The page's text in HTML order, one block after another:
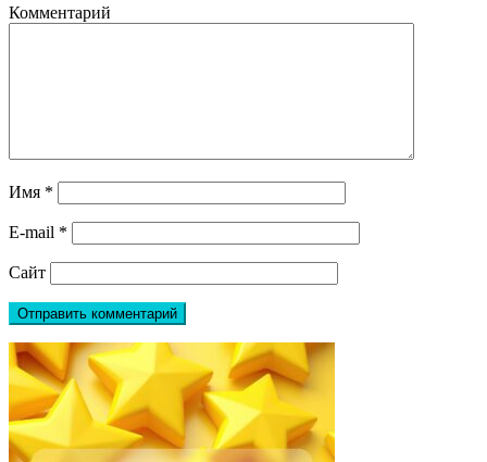
Комментарий
Имя *
E-mail *
Сайт